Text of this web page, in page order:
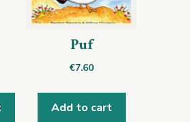
Puf
€7.60
Add to cart